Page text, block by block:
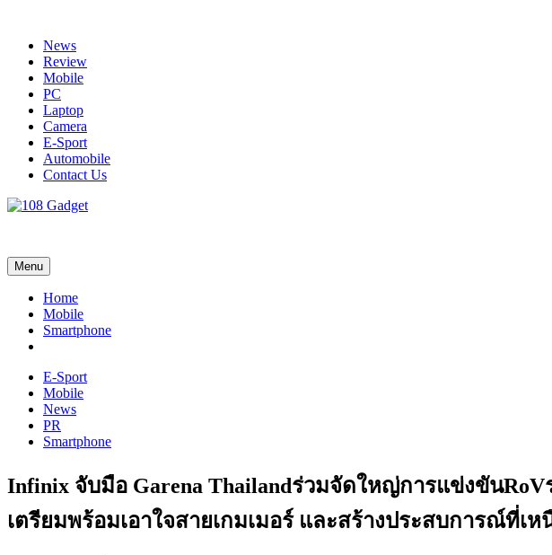
contentNews
Review
Mobile
PC
Laptop
Camera
E-Sport
Automobile
Contact Us
Menu
Home
Mobile
Smartphone
E-Sport
Mobile
News
PR
Smartphone
Infinix จับมือ Garena Thailandร่วมจัดใหญ่การแข่งขันRoV
เตรียมพร้อมเอาใจสายเกมเมอร์ และสร้างประสบการณ์ที่เ